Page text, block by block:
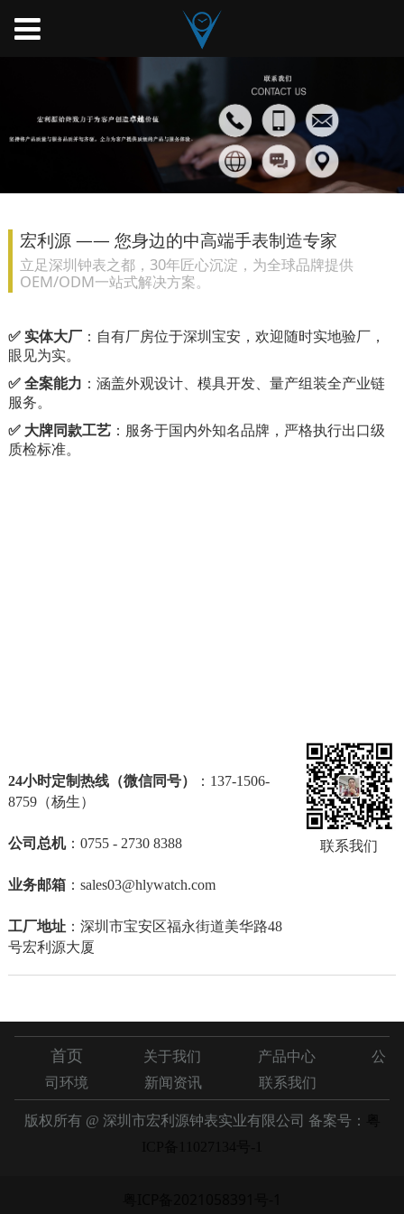
宏利源 —— 您身边的中高端手表制造专家
立足深圳钟表之都，30年匠心沉淀，为全球品牌提供
OEM/ODM一站式解决方案。
✅ 实体大厂：自有厂房位于深圳宝安，欢迎随时实地验厂，
眼见为实。
✅ 全案能力 ：涵盖外观设计、模具开发、量产组装全产业链
服务。
✅ 大牌同款工艺：服务于国内外知名品牌，严格执行出口级
质检标准。
24小时定制热线（微信同号）
：137-1506-
8759（杨生）
公司总机：0755 - 2730 8388
业务邮箱：sales03@hlywatch.com
工厂地址：深圳市宝安区福永街道美华路48
号宏利源大厦
联系我们
首页 关于我们 产品中心
公
司环境
新闻资讯 联系我们
版权所有 @ 深圳市宏利源钟表实业有限公司 备案号：